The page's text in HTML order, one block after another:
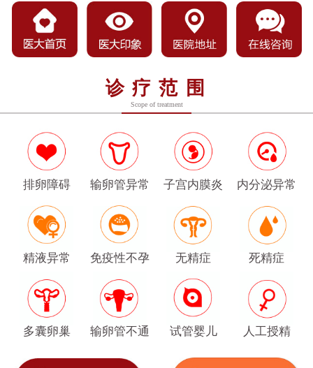
诊疗范围
Scope of treatment
排卵障碍 输卵管异常 子宫内膜炎 内分泌异常
精液异常 免疫性不孕 无精症 死精症
多囊卵巢 输卵管不通 试管婴儿 人工授精